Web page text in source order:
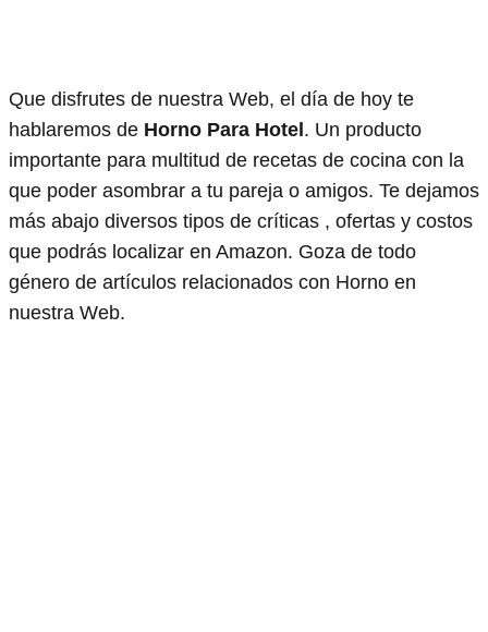
Que disfrutes de nuestra Web, el día de hoy te
hablaremos de Horno Para Hotel. Un producto
importante para multitud de recetas de cocina con la
que poder asombrar a tu pareja o amigos. Te dejamos
más abajo diversos tipos de críticas , ofertas y costos
que podrás localizar en Amazon. Goza de todo
género de artículos relacionados con Horno en
nuestra Web.